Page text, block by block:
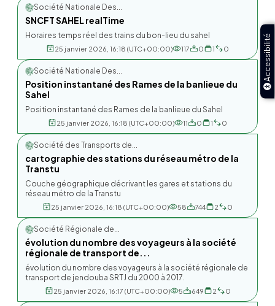
Accessibilité
Société Nationale Des...
SNCFT SAHEL realTime
Horaires temps réel des trains du bon-lieu du sahel
25 janvier 2026, 16:18 (UTC+00:00) 117 0 1 0
Société Nationale Des...
Position instantané des Rames de la banlieue du
Sahel
Position instantané des Rames de la banlieue du Sahel
25 janvier 2026, 16:18 (UTC+00:00) 11 0 1 0
Société des Transports de...
cartographie des stations du réseau métro de la
Transtu
Couche géographique décrivant les gares et stations du
réseau métro de la Transtu
25 janvier 2026, 16:18 (UTC+00:00) 58 744 2 0
Société Régionale de...
évolution du nombre des voyageurs à la société
régionale de transport de...
évolution du nombre des voyageurs à la société régionale de
transport de jendouba SRTJ du 2000 à 2017.
25 janvier 2026, 16:17 (UTC+00:00) 5 649 2 0